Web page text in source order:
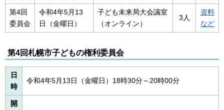
第4回
委員会
令和4年5月13
日（金曜日）
子ども未来局大会議室
（オンライン）
3人
資料
など
第4回札幌市子どもの権利委員会
日
時
令和4年5月13日（金曜日）18時30分～20時00分
開